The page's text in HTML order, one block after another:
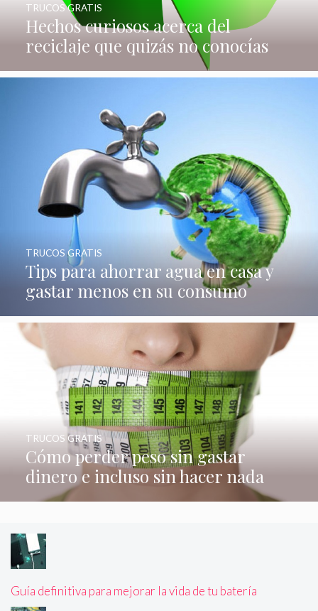
Hechos curiosos acerca del
reciclaje que quizás no conocías
TRUCOS GRATIS
Tips para ahorrar agua en casa y
gastar menos en su consumo
TRUCOS GRATIS
Cómo perder peso sin gastar
dinero e incluso sin hacer nada
TRUCOS GRATIS
Guía definitiva para mejorar la vida de tu batería